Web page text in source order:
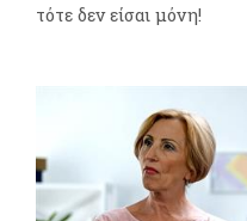
τότε δεν είσαι μόνη!